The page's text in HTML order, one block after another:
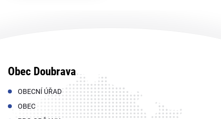
Obec Doubrava
OBECNÍ ÚŘAD
OBEC